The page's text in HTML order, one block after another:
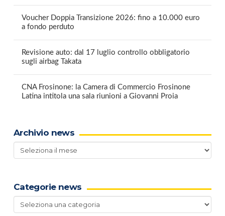
Voucher Doppia Transizione 2026: fino a 10.000 euro
a fondo perduto
Revisione auto: dal 17 luglio controllo obbligatorio
sugli airbag Takata
CNA Frosinone: la Camera di Commercio Frosinone
Latina intitola una sala riunioni a Giovanni Proia
Archivio news
Archivio
news
Categorie news
Categorie
news